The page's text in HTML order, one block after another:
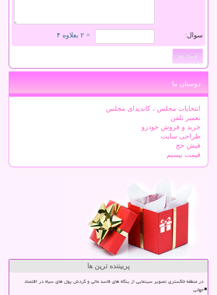
سوال: = ۲ بعلاوه ۴
دوستان ما
انتخابات مجلس ، کاندیدای مجلس
تعمیر تلفن
خرید و فروش خودرو
طراحی سایت
فیش حج
قیمت بیسیم
پربیننده ترین ها
در منطقه خاکستری تصویر سینمایی از بنگاه های فاسد مالی و گردش پول های سیاه در اقتصاد
جهانی